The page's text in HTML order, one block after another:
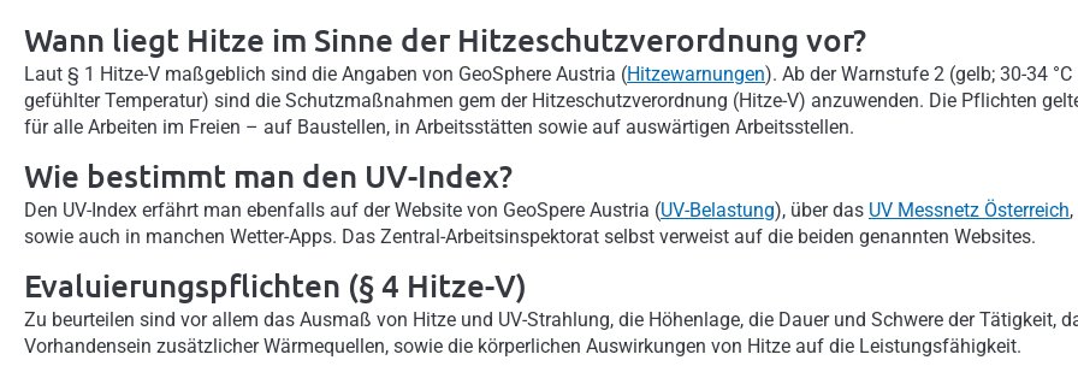
Wann liegt Hitze im Sinne der Hitzeschutzverordnung vor?
Laut § 1 Hitze-V maßgeblich sind die Angaben von GeoSphere Austria (Hitzewarnungen). Ab der Warnstufe 2 (gelb; 30-34 °C
gefühlter Temperatur) sind die Schutzmaßnahmen gem der Hitzeschutzverordnung (Hitze-V) anzuwenden. Die Pflichten
für alle Arbeiten im Freien – auf Baustellen, in Arbeitsstätten sowie auf auswärtigen Arbeitsstellen.
Wie bestimmt man den UV-Index?
Den UV-Index erfährt man ebenfalls auf der Website von GeoSpere Austria (UV-Belastung), über das UV Messnetz Österreich,
sowie auch in manchen Wetter-Apps. Das Zentral-Arbeitsinspektorat selbst verweist auf die beiden genannten Websites.
Evaluierungspflichten (§ 4 Hitze-V)
Zu beurteilen sind vor allem das Ausmaß von Hitze und UV-Strahlung, die Höhenlage, die Dauer und Schwere der Tätigkeit,
Vorhandensein zusätzlicher Wärmequellen, sowie die körperlichen Auswirkungen von Hitze auf die Leistungsfähigkeit.